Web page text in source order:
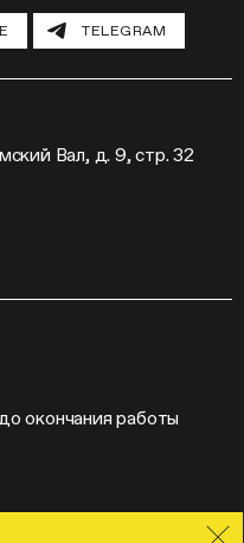
TELEGRAM
Вал, д. 9, стр. 32
окончания работы